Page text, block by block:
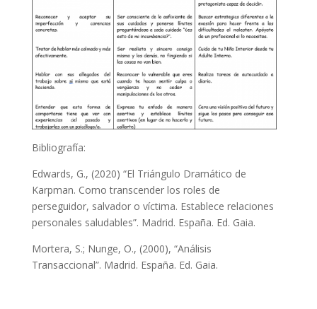
Bibliografía:
Edwards, G., (2020) “El Triángulo Dramático de
Karpman. Como transcender los roles de
perseguidor, salvador o víctima. Establece relaciones
personales saludables”. Madrid. España. Ed. Gaia.
Mortera, S.; Nunge, O., (2000), “Análisis
Transaccional”. Madrid. España. Ed. Gaia.